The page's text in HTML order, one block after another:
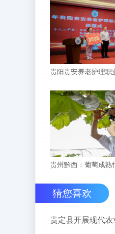
贵阳贵安养老护理职
贵州黔西：葡萄成熟
猜您喜欢
贵定县开展现代农